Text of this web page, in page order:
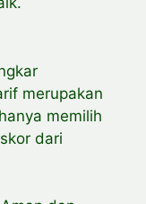
merupakan
memilih
dari